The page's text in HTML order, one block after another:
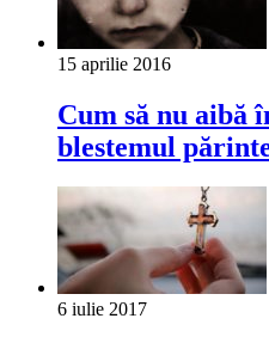
15 aprilie 2016
Cum să nu aibă
blestemul
6 iulie 2017